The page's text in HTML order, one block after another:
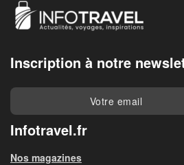
Inscription à notre
Infotravel.fr
Nos magazines